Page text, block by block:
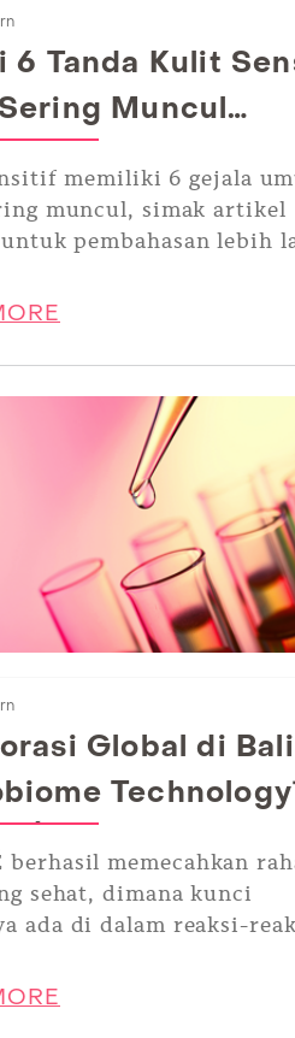
6 Tanda Kulit
Muncul
memiliki 6 gejala
muncul, simak artikel
pembahasan lebih
Global di
berhasil memecahkan
sehat, dimana kunci
ada di dalam reaksi-